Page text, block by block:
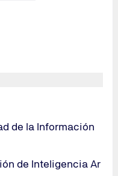
de la Información
de Inteligencia Ar
servicios anunciados en